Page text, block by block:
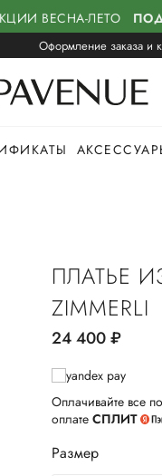
ВЕСНА-ЛЕТО
Оформление заказа и
ПЛАТЬЕ
ZIMMERLI
24 400руб.
Оплачивайте все
оплате СПЛИТ
Размер